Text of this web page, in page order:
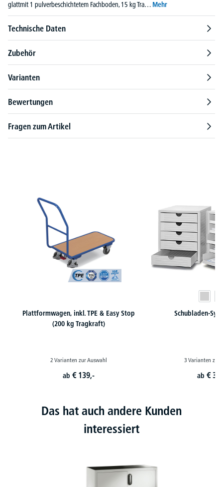
glattmit 1 pulverbeschichtetem Fachboden, 15 kg Tra… Mehr
Technische Daten
Zubehör
Varianten
Bewertungen
Fragen zum Artikel
Plattformwagen, inkl. TPE & Easy Stop
(200 kg Tragkraft)
2 Varianten zur Auswahl
ab€ 139,-
Schubladen-
3 Varianten zur
ab € 35,
Das hat auch andere Kunden
interessiert